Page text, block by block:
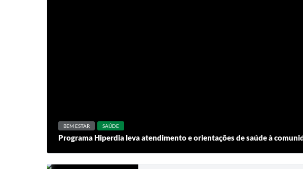
BEM ESTAR SAÚDE
Programa Hiperdia leva atendimento e orientações de saúde à